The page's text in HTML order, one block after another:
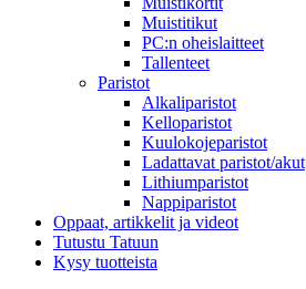
Muistitikut
PC:n oheislaitteet
Tallenteet
Paristot
Alkaliparistot
Kelloparistot
Kuulokojeparistot
Ladattavat paristot/akut
Lithiumparistot
Nappiparistot
Oppaat, artikkelit ja videot
Tutustu Tatuun
Kysy tuotteista